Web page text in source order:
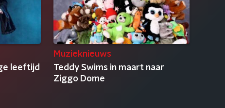
leeftijd
Muzieknieuws
Teddy Swims in maart naar
Ziggo Dome